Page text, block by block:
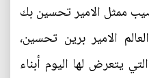
ممثل الامير تحسين بك
الامير برين تحسين،
يتعرض لها اليوم أبناء